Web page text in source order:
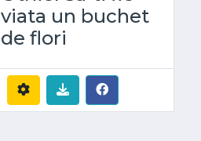
viata un buchet
de flori